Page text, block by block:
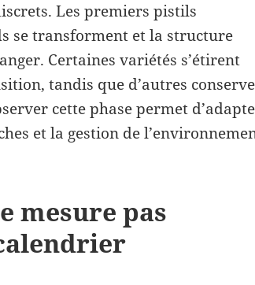
Les premiers pistils
se transforment et la structure
Certaines variétés s’étirent
tandis que d’autres
cette phase permet
et la gestion de
mesure pas